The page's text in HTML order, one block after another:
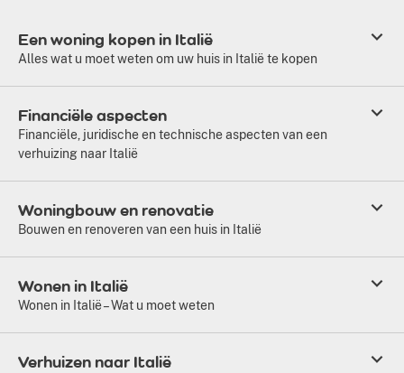
Een woning kopen in Italië
Alles wat u moet weten om uw huis in Italië te kopen
Financiële aspecten
Financiële, juridische en technische aspecten van een
verhuizing naar Italië
Woningbouw en renovatie
Bouwen en renoveren van een huis in Italië
Wonen in Italië
Wonen in Italië – Wat u moet weten
Verhuizen naar Italië